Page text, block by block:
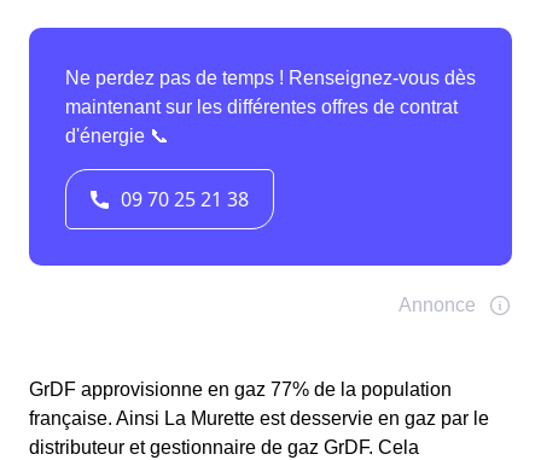
GrDF approvisionne en gaz 77% de la population
française. Ainsi La Murette est desservie en gaz par le
distributeur et gestionnaire de gaz GrDF. Cela